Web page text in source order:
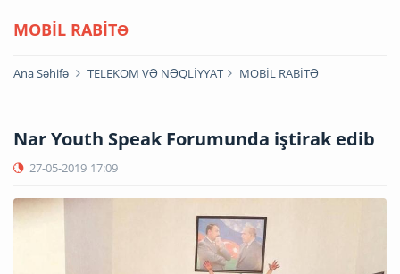
MOBİL RABİTƏ
Ana Səhifə TELEKOM VƏ NƏQLİYYAT MOBİL RABİTƏ
Nar Youth Speak Forumunda iştirak edib
27-05-2019 17:09